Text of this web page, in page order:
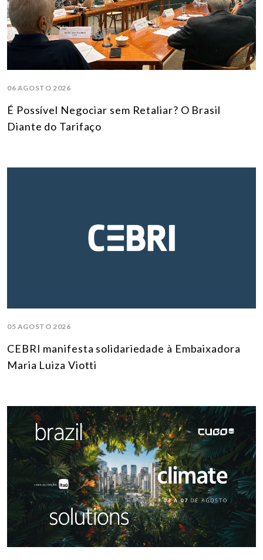
06 AGOSTO 2026
É Possível Negociar sem Retaliar? O Brasil
Diante do Tarifaço
05 AGOSTO 2026
CEBRI manifesta solidariedade à Embaixadora
Maria Luiza Viotti